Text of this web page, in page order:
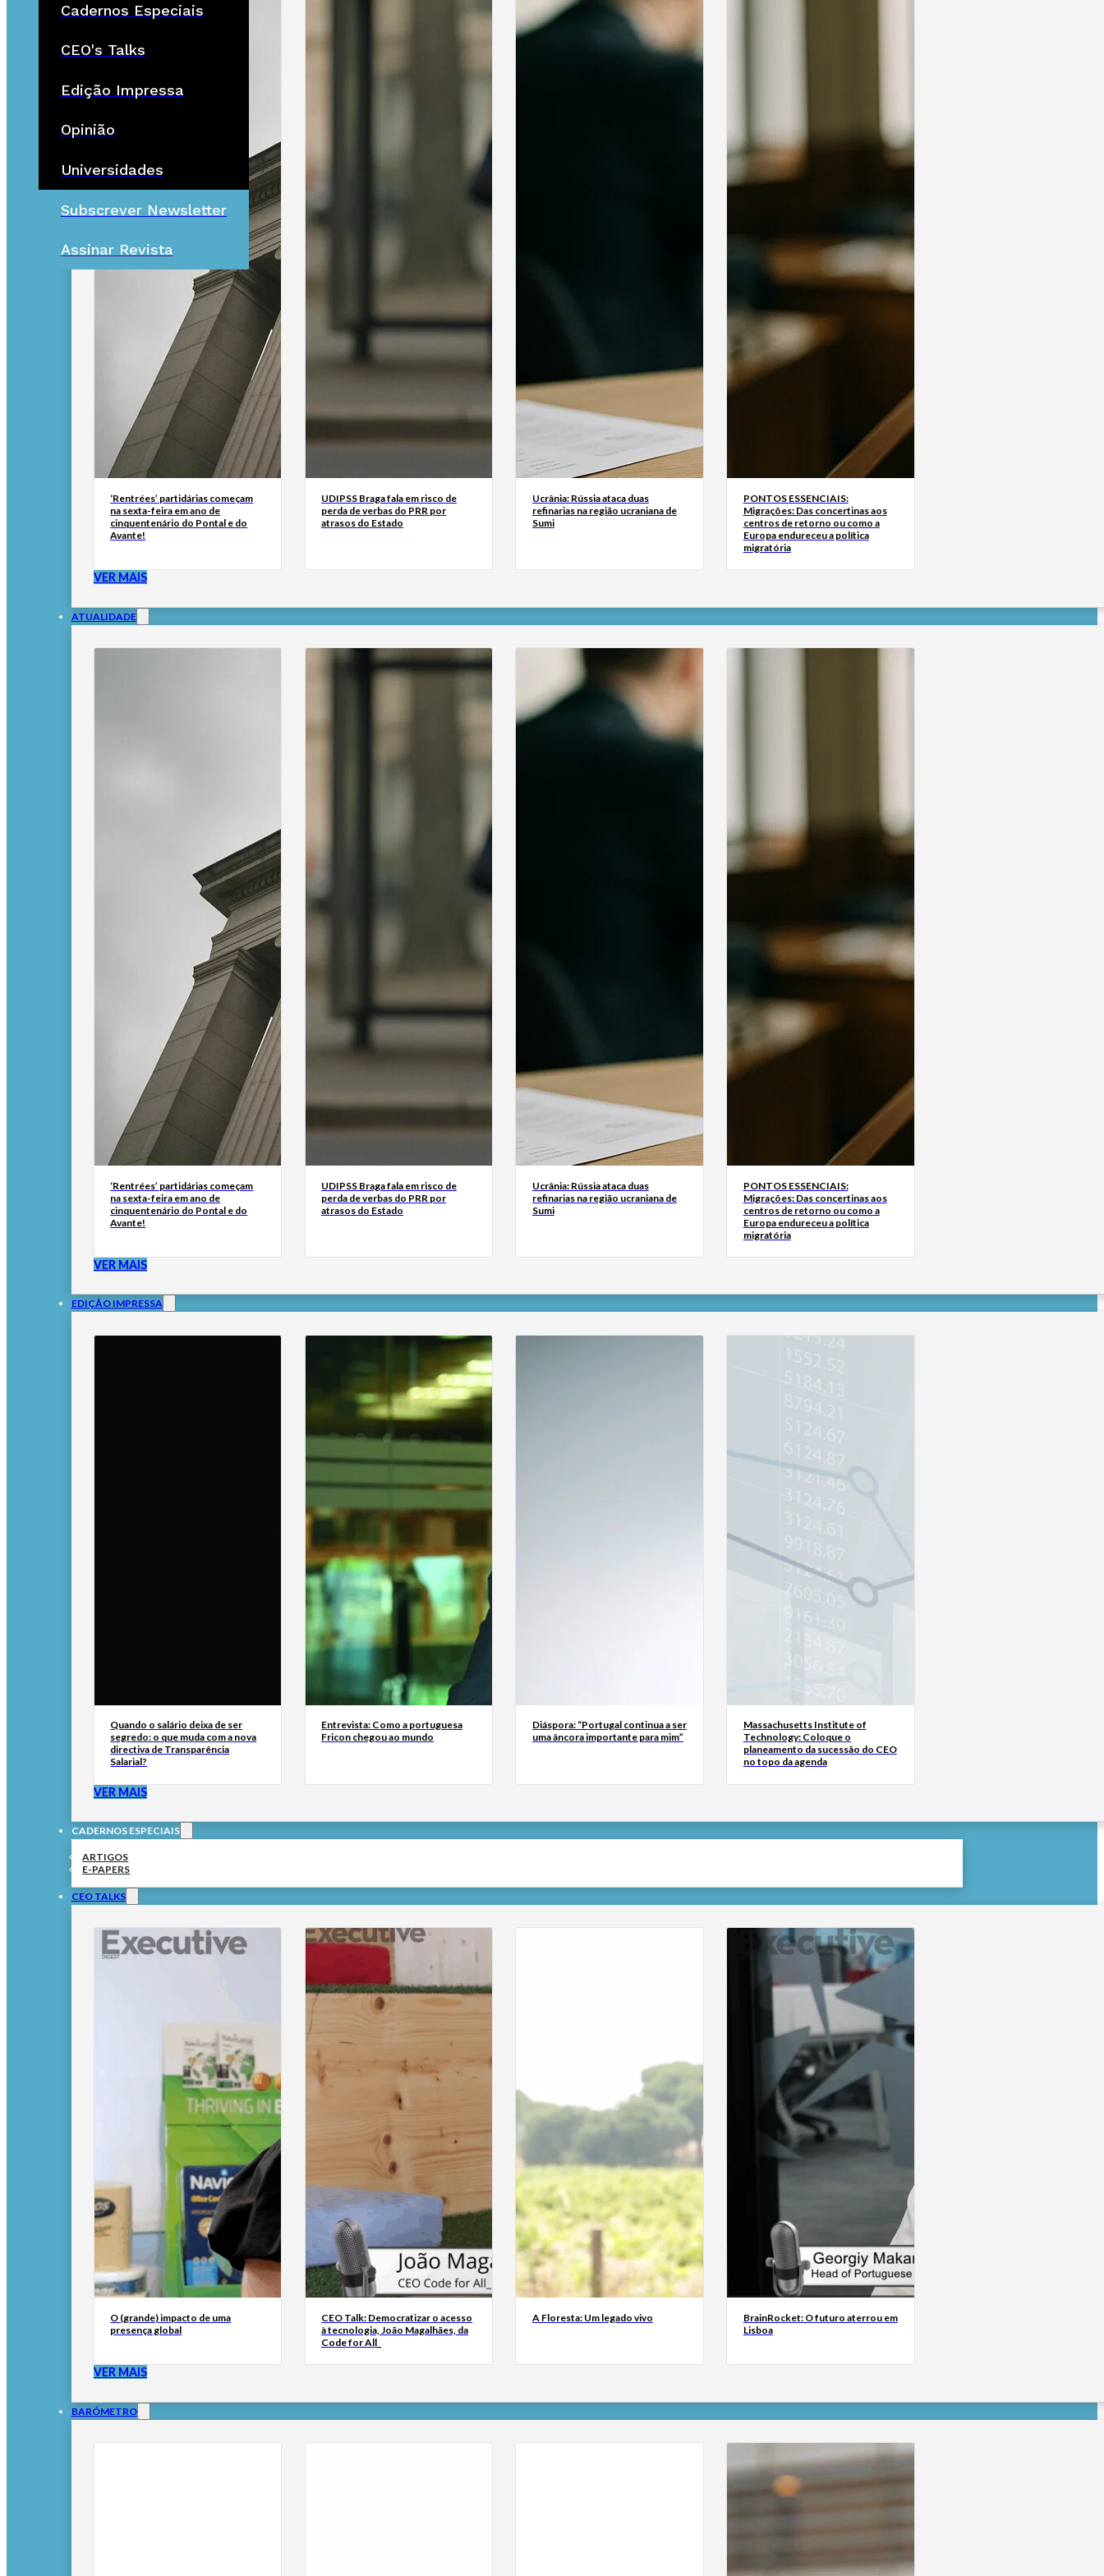
Cadernos Especiais
CEO's Talks
Edição Impressa
Opinião
Universidades
Subscrever Newsletter
Assinar Revista
‘Rentrées’ partidárias começam
na sexta-feira em ano de
cinquentenário do Pontal e do
Avante!
UDIPSS Braga fala em risco de
perda de verbas do PRR por
atrasos do Estado
Ucrânia: Rússia ataca duas
refinarias na região ucraniana de
Sumi
PONTOS ESSENCIAIS:
Migrações: Das concertinas aos
centros de retorno ou como a
Europa endureceu a política
migratória
VER MAIS
ATUALIDADE
‘Rentrées’ partidárias começam
na sexta-feira em ano de
cinquentenário do Pontal e do
Avante!
UDIPSS Braga fala em risco de
perda de verbas do PRR por
atrasos do Estado
Ucrânia: Rússia ataca duas
refinarias na região ucraniana de
Sumi
PONTOS ESSENCIAIS:
Migrações: Das concertinas aos
centros de retorno ou como a
Europa endureceu a política
migratória
VER MAIS
EDIÇÃO IMPRESSA
Quando o salário deixa de ser
segredo: o que muda com a nova
directiva de Transparência
Salarial?
Entrevista: Como a portuguesa
Fricon chegou ao mundo
Diáspora: “Portugal continua a ser
uma âncora importante para mim”
Massachusetts Institute of
Technology: Coloque o
planeamento da sucessão do CEO
no topo da agenda
VER MAIS
CADERNOS ESPECIAIS
ARTIGOS
E-PAPERS
CEO TALKS
O (grande) impacto de uma
presença global
CEO Talk: Democratizar o acesso
à tecnologia, João Magalhães, da
Code for All_
A Floresta: Um legado vivo
BrainRocket: O futuro aterrou em
Lisboa
VER MAIS
BARÓMETRO